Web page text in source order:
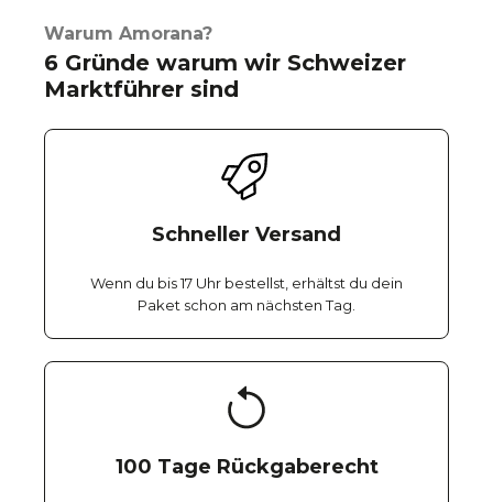
Warum Amorana?
6 Gründe warum wir Schweizer
Marktführer sind
Schneller Versand
Wenn du bis 17 Uhr bestellst, erhältst du dein
Paket schon am nächsten Tag.
100 Tage Rückgaberecht